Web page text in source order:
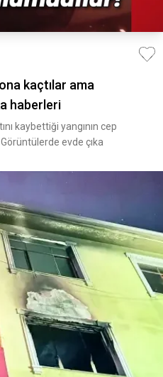
kaçtılar ama
haberleri
kaybettiği yangının cep
evde çıka